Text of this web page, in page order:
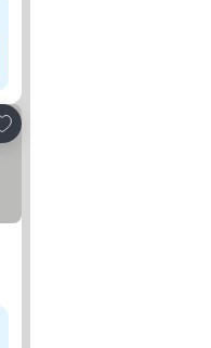
til favoritter